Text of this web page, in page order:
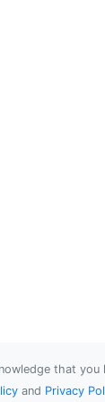
that you
and Privacy